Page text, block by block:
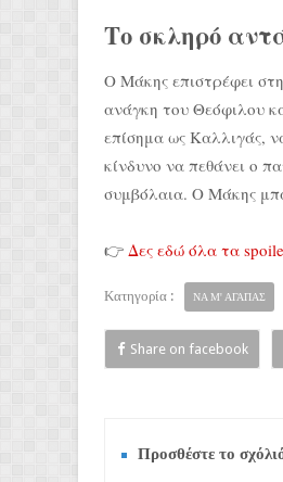
Το σκληρό
Ο Μάκης επιστρέφει
ανάγκη του Θεόφιλου
επίσημα ως Καλλιγάς,
κίνδυνο να πεθάνει ο
συμβόλαια. Ο Μάκης
👉 Δες εδώ όλα τα
Κατηγορία : ΝΑ Μ' ΑΓΑΠΑΣ
Share on facebook
Προσθέστε το